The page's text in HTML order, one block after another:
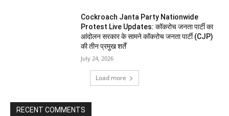
Cockroach Janta Party Nationwide
Protest Live Updates: कॉकरोच जनता पार्टी का
आंदोलन सरकार के सामने कॉकरोच जनता पार्टी (CJP)
की तीन प्रमुख शर्तें
July 24, 2026
Load more
RECENT COMMENTS